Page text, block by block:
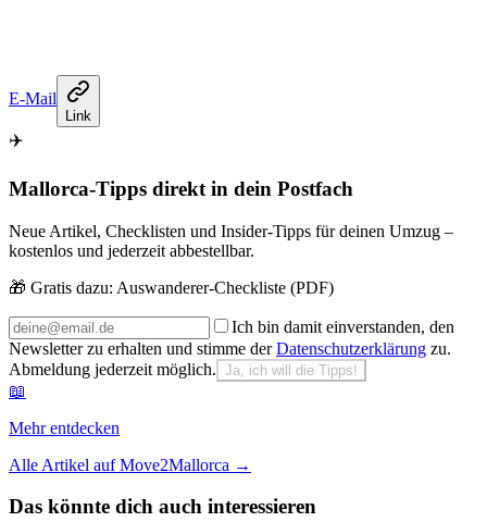
E-Mail
Link
✈️
Mallorca-Tipps direkt in dein Postfach
Neue Artikel, Checklisten und Insider-Tipps für deinen Umzug –
kostenlos und jederzeit abbestellbar.
🎁 Gratis dazu: Auswanderer-Checkliste (PDF)
Ich bin damit einverstanden, den
Newsletter zu erhalten und stimme der Datenschutzerklärung zu.
Abmeldung jederzeit möglich. Ja, ich will die Tipps!
📖
Mehr entdecken
Alle Artikel auf Move2Mallorca →
Das könnte dich auch interessieren